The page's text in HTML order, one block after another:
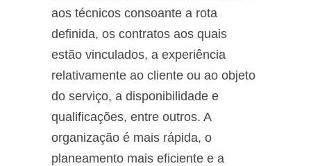
aos técnicos consoante a rota
definida, os contratos aos quais
estão vinculados, a experiência
relativamente ao cliente ou ao objeto
do serviço, a disponibilidade e
qualificações, entre outros. A
organização é mais rápida, o
planeamento mais eficiente e a